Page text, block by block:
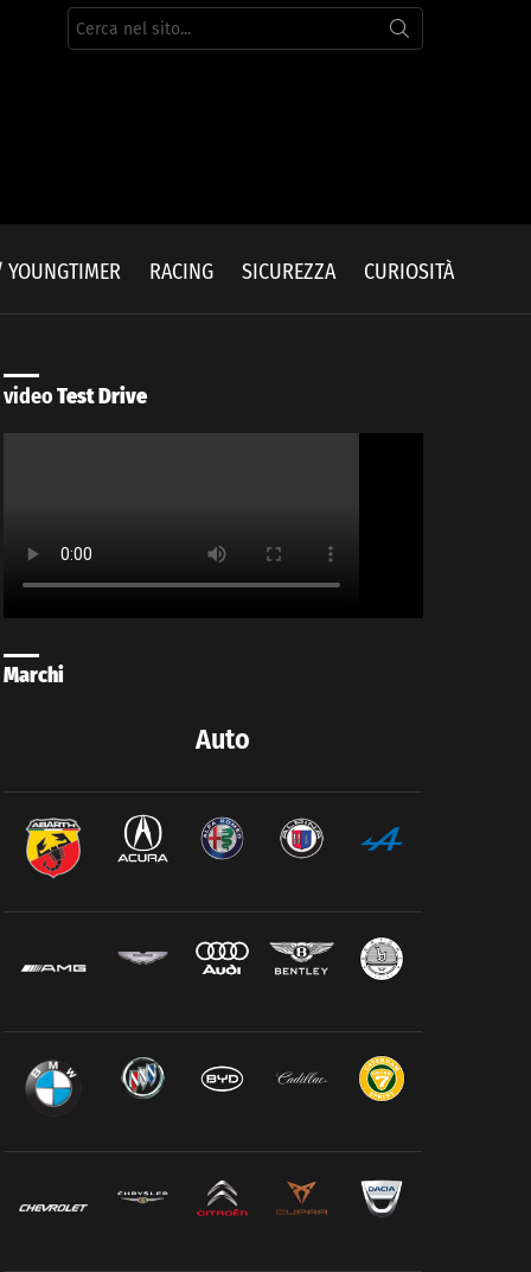
Cerca
per:
YOUNGTIMER RACING SICUREZZA CURIOSITÀ
videoTest Drive
Marchi
Auto